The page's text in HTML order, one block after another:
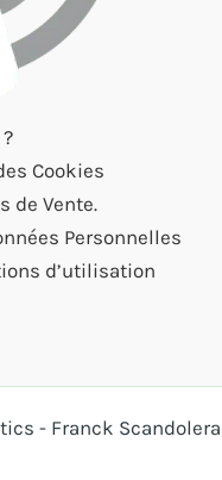
Cookies
de Vente.
Personnelles
d’utilisation
- Franck Scandolera